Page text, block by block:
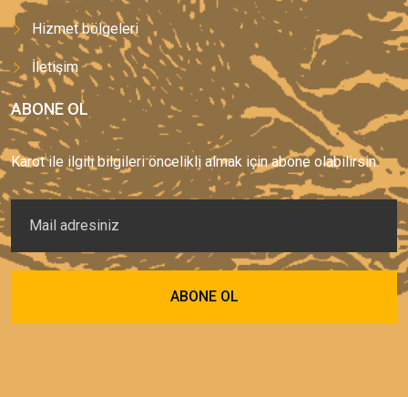
Hizmet bölgeleri
İletişim
ABONE OL
Karot ile ilgili bilgileri öncelikli almak için abone olabilirsin.